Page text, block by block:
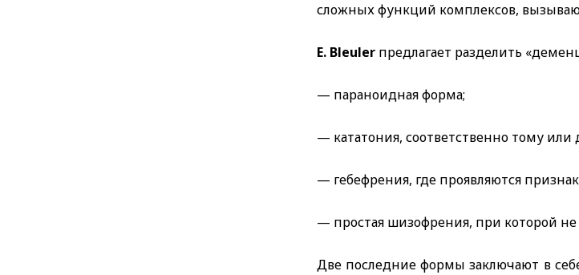
сложных функций комплексов,
E. Bleuler предлагает разделить
— параноидная форма;
— кататония, соответственно тому
— гебефрения, где проявляются
— простая шизофрения, при которой
Две последние формы заключают в